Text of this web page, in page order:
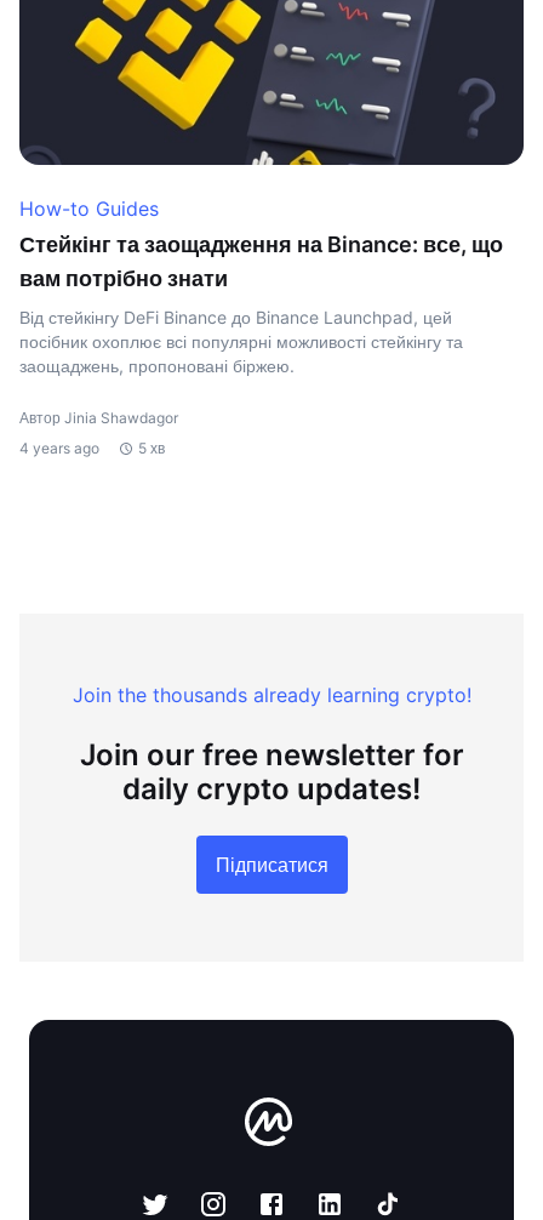
How-to Guides
Стейкінг та заощадження на Binance: все, що
вам потрібно знати
Від стейкінгу DeFi Binance до Binance Launchpad, цей
посібник охоплює всі популярні можливості стейкінгу та
заощаджень, пропоновані біржею.
Автор Jinia Shawdagor
4 years ago
5 хв
Join the thousands already learning crypto!
Join our free newsletter for
daily crypto updates!
Підписатися